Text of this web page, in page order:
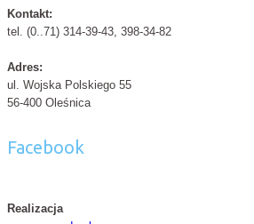
Kontakt:
tel. (0..71) 314-39-43, 398-34-82
Adres:
ul. Wojska Polskiego 55
56-400 Oleśnica
Facebook
Realizacja